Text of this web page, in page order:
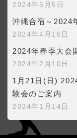
2024年5月5日
沖縄合宿～2024
2024年4月10日
2024年春季大会
2024年2月10日
1月21日(日)
験会のご案内
2024年1月14日